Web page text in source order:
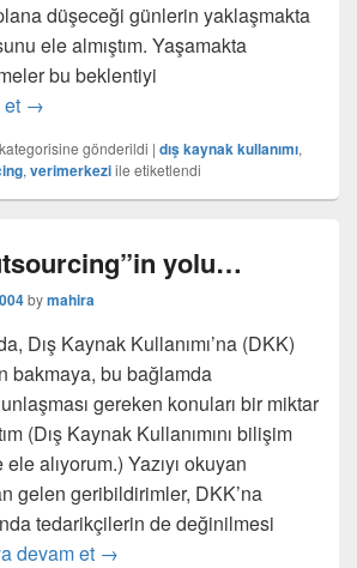
düşeceği günlerin yaklaşmakta
ele almıştım. Yaşamakta
bu beklentiyi
Verimerkezleri ve Dış Kaynak
→
kategorisine gönderildi | dış kaynak kullanımı,
, verimerkeziile etiketlendi
yolu…
bymahira
Dış Kaynak Kullanımı’na (DKK)
bakmaya, bu bağlamda
gereken konuları bir miktar
(Dış Kaynak Kullanımını bilişim
alıyorum.) Yazıyı okuyan
gelen geribildirimler, DKK’na
tedarikçilerin de değinilmesi
devam et Başarılı “outsourcing”in yolu…
→